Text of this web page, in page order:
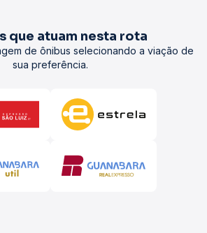
que atuam nesta rota
de ônibus selecionando a viação de
sua preferência.